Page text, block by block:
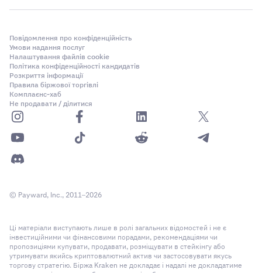
Повідомлення про конфіденційність
Умови надання послуг
Налаштування файлів cookie
Політика конфіденційності кандидатів
Розкриття інформації
Правила біржової торгівлі
Комплаєнс-хаб
Не продавати / ділитися
© Payward, Inc., 2011–2026
Ці матеріали виступають лише в ролі загальних відомостей і не є
інвестиційними чи фінансовими порадами, рекомендаціями чи
пропозиціями купувати, продавати, розміщувати в стейкінгу або
утримувати якийсь криптовалютний актив чи застосовувати якусь
торгову стратегію. Біржа Kraken не докладає і надалі не докладатиме